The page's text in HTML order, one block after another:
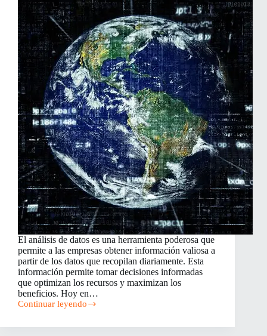
Cómo
Aplicar
El análisis de datos es una herramienta poderosa que
permite a las empresas obtener información valiosa a
partir de los datos que recopilan diariamente. Esta
información permite tomar decisiones informadas
que optimizan los recursos y maximizan los
beneficios. Hoy en…
Continuar leyendo
El
de